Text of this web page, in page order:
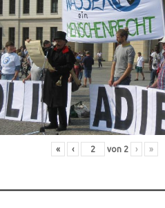
« ‹ von 2 › »